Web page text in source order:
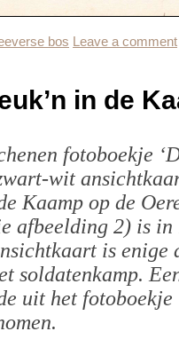
bos Leave a comment
in de
fotoboekje
wit
Kaamp op de
afbeelding 2) is in
is enige
soldatenkamp.
uit het fotoboekje